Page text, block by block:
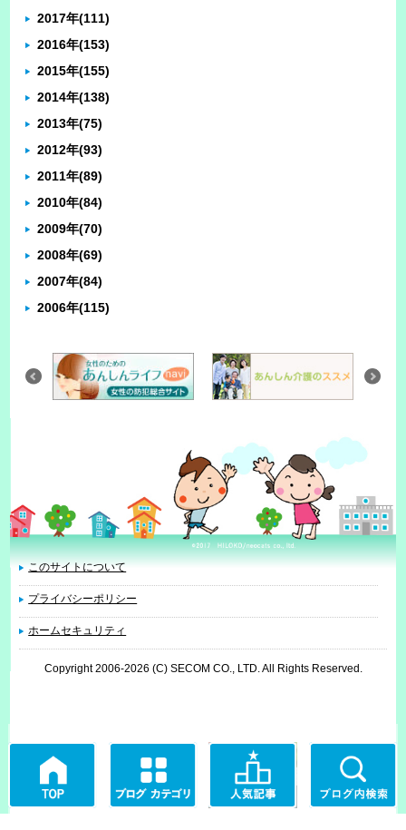
2017年(111)
2016年(153)
2015年(155)
2014年(138)
2013年(75)
2012年(93)
2011年(89)
2010年(84)
2009年(70)
2008年(69)
2007年(84)
2006年(115)
このサイトについて
プライバシーポリシー
ホームセキュリティ
Copyright 2006-2026 (C) SECOM CO., LTD. All Rights Reserved.